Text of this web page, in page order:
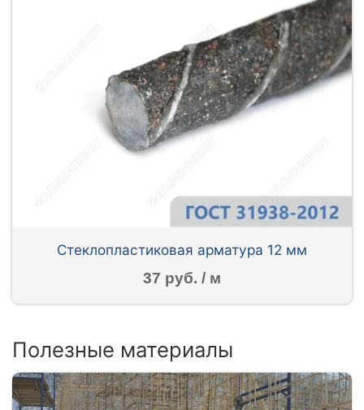
Стеклопластиковая арматура 12 мм
37 руб. / м
Полезные материалы